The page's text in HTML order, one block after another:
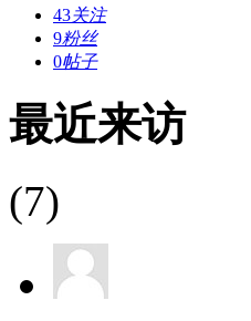
43关注
9粉丝
0帖子
最近来访
(7)